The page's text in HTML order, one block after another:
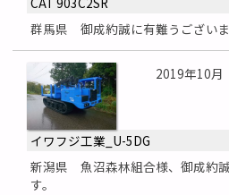
群馬県 御成約誠に有難うございま
2019年10月
イワフジ工業_U-5DG
新潟県 魚沼森林組合様、御成約
す。